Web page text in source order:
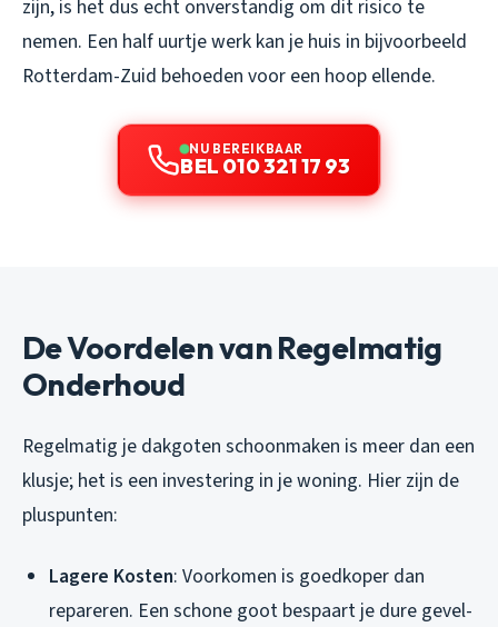
zijn, is het dus echt onverstandig om dit risico te
nemen. Een half uurtje werk kan je huis in bijvoorbeeld
Rotterdam-Zuid behoeden voor een hoop ellende.
NU BEREIKBAAR
BEL 010 321 17 93
De Voordelen van Regelmatig
Onderhoud
Regelmatig je dakgoten schoonmaken is meer dan een
klusje; het is een investering in je woning. Hier zijn de
pluspunten:
Lagere Kosten: Voorkomen is goedkoper dan
repareren. Een schone goot bespaart je dure gevel-